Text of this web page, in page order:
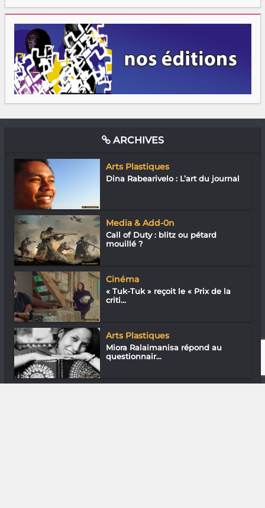
ARCHIVES
Arts Plastiques
Dina Rabearivelo : L’art du journal
Media & Add-0n
Call of Duty : blitz ou pétard
mouillé ?
Cinéma
« Tuk-Tuk » reçoit le « Prix de la
criti...
Arts Plastiques
Miora Ralaimanisa répond au
questionnair...